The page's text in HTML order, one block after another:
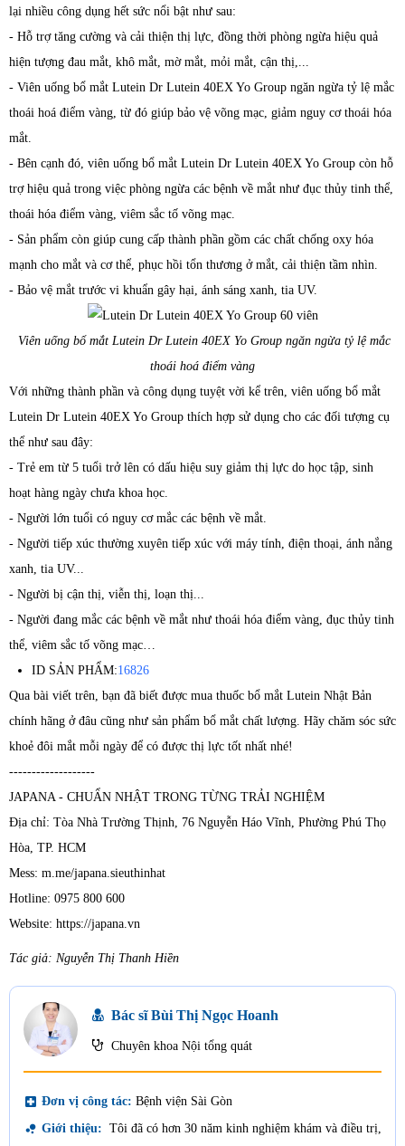
lại nhiều công dụng hết sức nổi bật như sau:
- Hỗ trợ tăng cường và cải thiện thị lực, đồng thời phòng ngừa hiệu quả
hiện tượng đau mắt, khô mắt, mờ mắt, mỏi mắt, cận thị,...
- Viên uống bổ mắt Lutein Dr Lutein 40EX Yo Group ngăn ngừa tỷ lệ mắc
thoái hoá điểm vàng, từ đó giúp bảo vệ võng mạc, giảm nguy cơ thoái hóa
mắt.
- Bên cạnh đó, viên uống bổ mắt Lutein Dr Lutein 40EX Yo Group còn hỗ
trợ hiệu quả trong việc phòng ngừa các bệnh về mắt như đục thủy tinh thể,
thoái hóa điểm vàng, viêm sắc tố võng mạc.
- Sản phẩm còn giúp cung cấp thành phần gồm các chất chống oxy hóa
mạnh cho mắt và cơ thể, phục hồi tổn thương ở mắt, cải thiện tầm nhìn.
- Bảo vệ mắt trước vi khuẩn gây hại, ánh sáng xanh, tia UV.
Viên uống bổ mắt Lutein Dr Lutein 40EX Yo Group ngăn ngừa tỷ lệ mắc
thoái hoá điểm vàng
Với những thành phần và công dụng tuyệt vời kể trên, viên uống bổ mắt
Lutein Dr Lutein 40EX Yo Group thích hợp sử dụng cho các đối tượng cụ
thể như sau đây:
- Trẻ em từ 5 tuổi trở lên có dấu hiệu suy giảm thị lực do học tập, sinh
hoạt hàng ngày chưa khoa học.
- Người lớn tuổi có nguy cơ mắc các bệnh về mắt.
- Người tiếp xúc thường xuyên tiếp xúc với máy tính, điện thoại, ánh nắng
xanh, tia UV...
- Người bị cận thị, viễn thị, loạn thị...
- Người đang mắc các bệnh về mắt như thoái hóa điểm vàng, đục thủy tinh
thể, viêm sắc tố võng mạc…
ID SẢN PHẨM:16826
Qua bài viết trên, bạn đã biết được mua thuốc bổ mắt Lutein Nhật Bản
chính hãng ở đâu cũng như sản phẩm bổ mắt chất lượng. Hãy chăm sóc sức
khoẻ đôi mắt mỗi ngày để có được thị lực tốt nhất nhé!
-------------------
JAPANA - CHUẨN NHẬT TRONG TỪNG TRẢI NGHIỆM
Địa chỉ: Tòa Nhà Trường Thịnh, 76 Nguyễn Háo Vĩnh, Phường Phú Thọ
Hòa, TP. HCM
Mess: m.me/japana.sieuthinhat
Hotline: 0975 800 600
Website: https://japana.vn
Tác giả: Nguyễn Thị Thanh Hiền
Bác sĩ Bùi Thị Ngọc Hoanh
Chuyên khoa Nội tổng quát
local_hospital Đơn vị công tác: Bệnh viện Sài Gòn
bubble_chart Giới thiệu: Tôi đã có hơn 30 năm kinh nghiệm khám và điều trị,